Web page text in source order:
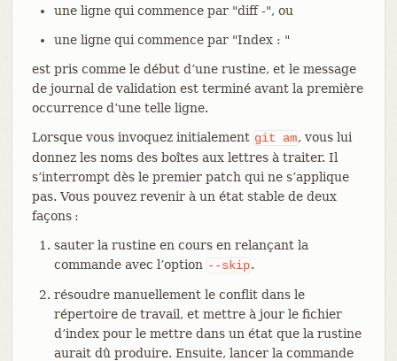
une ligne qui commence par "diff -", ou
une ligne qui commence par "Index : "
est pris comme le début d’une rustine, et le message
de journal de validation est terminé avant la première
occurrence d’une telle ligne.
Lorsque vous invoquez initialement git am, vous lui
donnez les noms des boîtes aux lettres à traiter. Il
s’interrompt dès le premier patch qui ne s’applique
pas. Vous pouvez revenir à un état stable de deux
façons :
sauter la rustine en cours en relançant la
commande avec l’option --skip.
résoudre manuellement le conflit dans le
répertoire de travail, et mettre à jour le fichier
d’index pour le mettre dans un état que la rustine
aurait dû produire. Ensuite, lancer la commande